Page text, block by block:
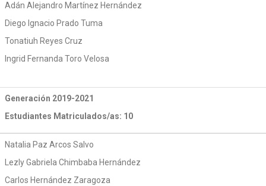
Adán Alejandro Martínez Hernández
Diego Ignacio Prado Tuma
Tonatiuh Reyes Cruz
Ingrid Fernanda Toro Velosa
Generación 2019-2021
Estudiantes Matriculados/as: 10
Natalia Paz Arcos Salvo
Lezly Gabriela Chimbaba Hernández
Carlos Hernández Zaragoza